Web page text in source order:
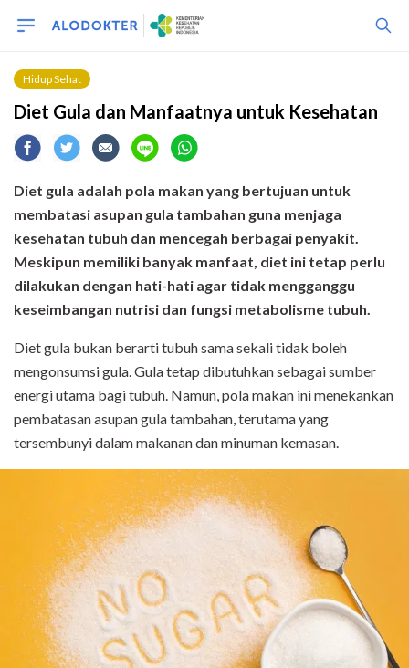
Hidup Sehat
Diet Gula dan Manfaatnya untuk Kesehatan
Diet gula adalah pola makan yang bertujuan untuk
membatasi asupan gula tambahan guna menjaga
kesehatan tubuh dan mencegah berbagai penyakit.
Meskipun memiliki banyak manfaat, diet ini tetap perlu
dilakukan dengan hati-hati agar tidak mengganggu
keseimbangan nutrisi dan fungsi metabolisme tubuh.
Diet gula bukan berarti tubuh sama sekali tidak boleh
mengonsumsi gula. Gula tetap dibutuhkan sebagai sumber
energi utama bagi tubuh. Namun, pola makan ini menekankan
pembatasan asupan gula tambahan, terutama yang
tersembunyi dalam makanan dan minuman kemasan.